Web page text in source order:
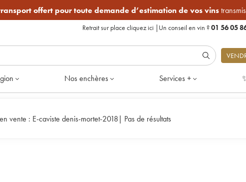
offert pour toute demande d’estimation de vos vins
Retrait sur place cliquez ici | Un conseil en vin ?01 56 05
Nos enchères Services +
vente : E-caviste denis-mortet-2018| Pas de résultats